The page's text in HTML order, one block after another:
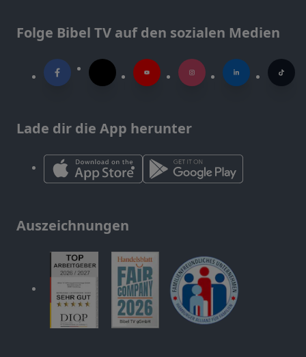
Folge Bibel TV auf den sozialen Medien
Lade dir die App herunter
Auszeichnungen